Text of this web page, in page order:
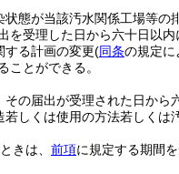
態が当該汚水関係工場等の
受理した日から六十日以
する計画の変更(同条の規定に
とができる。
の届出が受理された日から
しくは使用の方法若しくは
きは、 前項に規定する期間